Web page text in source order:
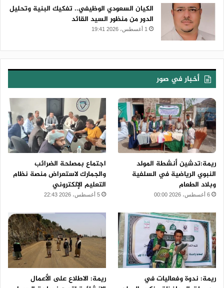
الكيان السعودي الوظيفي.. تفكيك البنية وتحليل
الدور من منظور السيد القائد
1 أغسطس، 2026 19:41
أخبار في صور
ريمة:تدشين أنشطة المولد
النبوي الرياضية في السلفية
وبلاد الطعام
6 أغسطس، 2026 00:00
اجتماع بمصلحة الضرائب
والجمارك لاستعراض منصة نظام
التعليم الإلكتروني
5 أغسطس، 2026 22:43
ريمة: ندوة وفعاليات في
ريمة: الاطلاع على الأعمال